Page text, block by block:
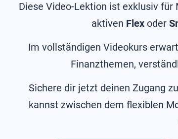
Diese Video-Lektion ist exklusiv für
aktiven Flexoder
Im vollständigen Videokurs
Finanzthemen,
Sichere dir jetzt deinen Zugang
kannst zwischen dem flexiblen